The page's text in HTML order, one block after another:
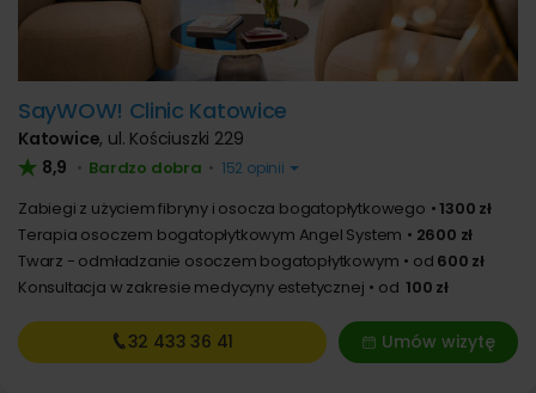
SayWOW! Clinic Katowice
Katowice, ul. Kościuszki 229
8,9 • Bardzo dobra • 152 opinii
Zabiegi z użyciem fibryny i osocza bogatopłytkowego
1300 zł
Terapia osoczem bogatopłytkowym Angel System
2600 zł
Twarz - odmładzanie osoczem bogatopłytkowym
od 600 zł
Konsultacja w zakresie medycyny estetycznej
od 100 zł
Umów wizytę
32 433 36 41